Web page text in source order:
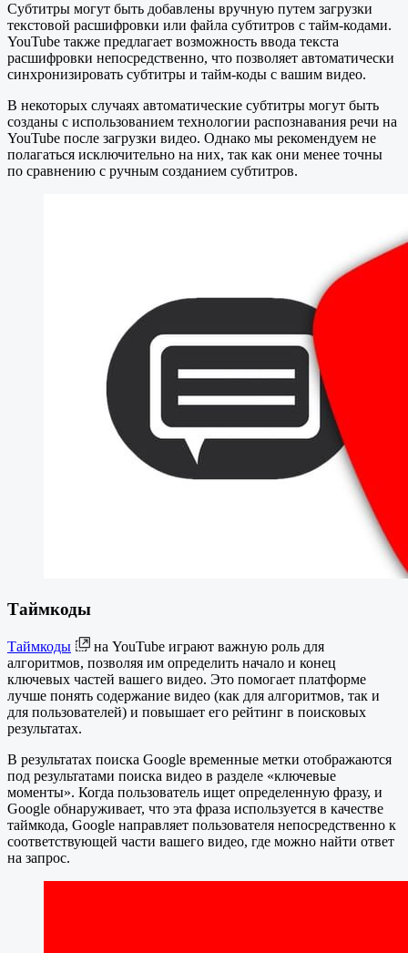
Субтитры могут быть добавлены вручную путем загрузки
текстовой расшифровки или файла субтитров с тайм-кодами.
YouTube также предлагает возможность ввода текста
расшифровки непосредственно, что позволяет автоматически
синхронизировать субтитры и тайм-коды с вашим видео.
В некоторых случаях автоматические субтитры могут быть
созданы с использованием технологии распознавания речи на
YouTube после загрузки видео. Однако мы рекомендуем не
полагаться исключительно на них, так как они менее точны
по сравнению с ручным созданием субтитров.
Таймкоды
Таймкоды
на YouTube играют важную роль для
алгоритмов, позволяя им определить начало и конец
ключевых частей вашего видео. Это помогает платформе
лучше понять содержание видео (как для алгоритмов, так и
для пользователей) и повышает его рейтинг в поисковых
результатах.
В результатах поиска Google временные метки отображаются
под результатами поиска видео в разделе «ключевые
моменты». Когда пользователь ищет определенную фразу, и
Google обнаруживает, что эта фраза используется в качестве
таймкода, Google направляет пользователя непосредственно к
соответствующей части вашего видео, где можно найти ответ
на запрос.